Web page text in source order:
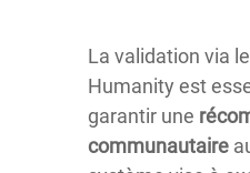
La validation via
Humanity est
garantir une
communautaire